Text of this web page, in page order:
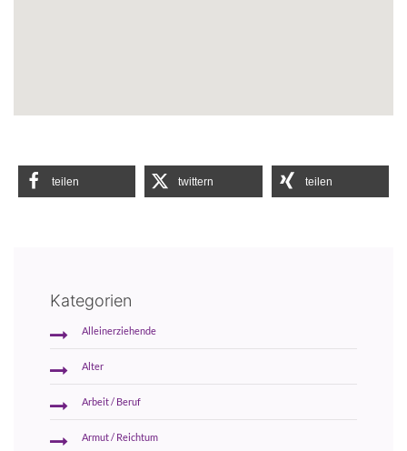
teilen twittern teilen
Kategorien
Alleinerziehende
Alter
Arbeit / Beruf
Armut / Reichtum